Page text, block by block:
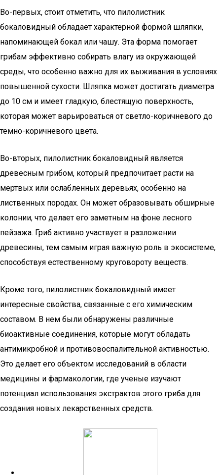
Во-первых, стоит отметить, что пилолистник
бокаловидный обладает характерной формой шляпки,
напоминающей бокал или чашу. Эта форма помогает
грибам эффективно собирать влагу из окружающей
среды, что особенно важно для их выживания в условиях
повышенной сухости. Шляпка может достигать диаметра
до 10 см и имеет гладкую, блестящую поверхность,
которая может варьироваться от светло-коричневого до
темно-коричневого цвета.
Во-вторых, пилолистник бокаловидный является
древесным грибом, который предпочитает расти на
мертвых или ослабленных деревьях, особенно на
лиственных породах. Он может образовывать обширные
колонии, что делает его заметным на фоне лесного
пейзажа. Гриб активно участвует в разложении
древесины, тем самым играя важную роль в экосистеме,
способствуя естественному круговороту веществ.
Кроме того, пилолистник бокаловидный имеет
интересные свойства, связанные с его химическим
составом. В нем были обнаружены различные
биоактивные соединения, которые могут обладать
антимикробной и противовоспалительной активностью.
Это делает его объектом исследований в области
медицины и фармакологии, где ученые изучают
потенциал использования экстрактов этого гриба для
создания новых лекарственных средств.